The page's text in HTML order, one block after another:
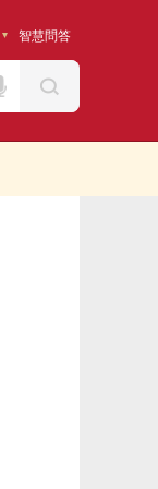
智慧問答